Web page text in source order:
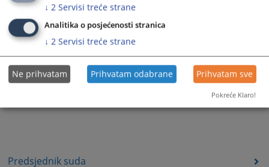
Predsjednik suda
↓ 2 Servisi treće strane
Analitika o posjećenosti stranica
↓ 2 Servisi treće strane
Ne prihvatam Prihvatam odabrane Prihvatam sve
Pokreće Klaro!